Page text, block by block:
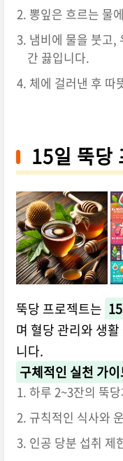
뽕잎은 흐르는 물
냄비에 물을 붓고,
간 끓입니다.
체에 걸러낸 후 따
15일 뚝당
뚝당 프로젝트는
며 혈당 관리와 생
니다.
구체적인 실천 가
하루 2~3잔의 뚝
규칙적인 식사와
인공 당분 섭취 제